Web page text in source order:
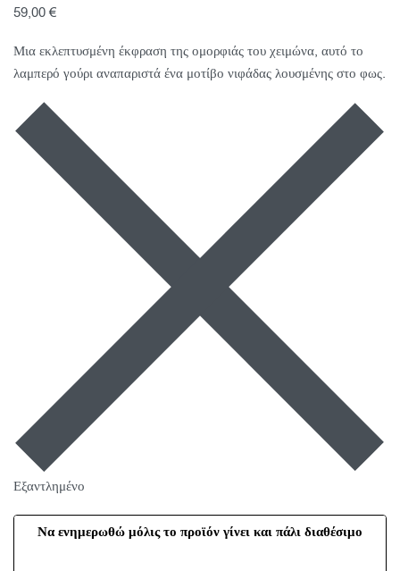
59,00 €
Μια εκλεπτυσμένη έκφραση της ομορφιάς του χειμώνα, αυτό το
λαμπερό γούρι αναπαριστά ένα μοτίβο νιφάδας λουσμένης στο φως.
Εξαντλημένο
Να ενημερωθώ μόλις το προϊόν γίνει και πάλι διαθέσιμο